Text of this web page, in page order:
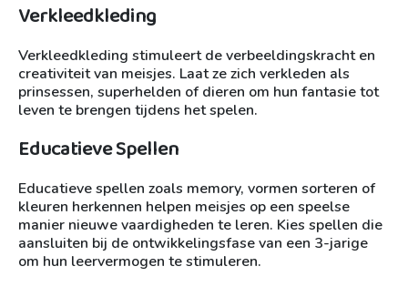
Verkleedkleding
Verkleedkleding stimuleert de verbeeldingskracht en
creativiteit van meisjes. Laat ze zich verkleden als
prinsessen, superhelden of dieren om hun fantasie tot
leven te brengen tijdens het spelen.
Educatieve Spellen
Educatieve spellen zoals memory, vormen sorteren of
kleuren herkennen helpen meisjes op een speelse
manier nieuwe vaardigheden te leren. Kies spellen die
aansluiten bij de ontwikkelingsfase van een 3-jarige
om hun leervermogen te stimuleren.